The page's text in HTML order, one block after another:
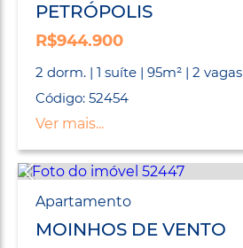
PETRÓPOLIS
R$944.900
2 dorm. | 1 suíte | 95m² | 2 vagas
Código: 52454
Ver mais...
Apartamento
MOINHOS DE VENTO